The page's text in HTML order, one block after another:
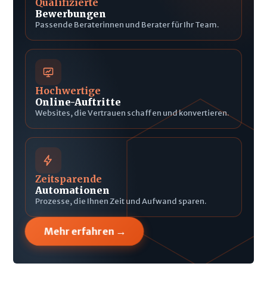
Bewerbungen
Passende Beraterinnen und Berater für Ihr Team.
Hochwertige
Online-Auftritte
Websites, die Vertrauen schaffen und konvertieren.
Zeitsparende
Automationen
Prozesse, die Ihnen Zeit und Aufwand sparen.
Mehr erfahren →